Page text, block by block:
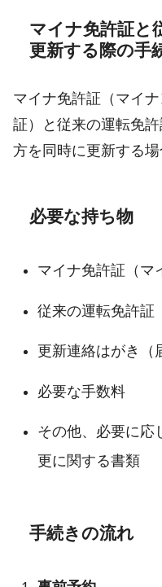
マイナ免許証と
更新する際の手
マイナ免許証（マイ
証）と従来の運転免
方を同時に更新する場
必要な持ち物
マイナ免許証（マ
従来の運転免許証
更新連絡はがき（
必要な手数料
その他、必要に応
更に関する書類
手続きの流れ